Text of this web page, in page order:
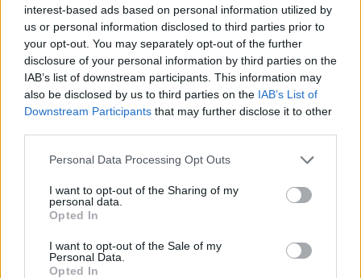
interest-based ads based on personal information utilized by
us or personal information disclosed to third parties prior to
your opt-out. You may separately opt-out of the further
disclosure of your personal information by third parties on the
IAB’s list of downstream participants. This information may
also be disclosed by us to third parties on the IAB’s List of
Downstream Participants that may further disclose it to other
Personal Data Processing Opt Outs
I want to opt-out of the Sharing of my
personal data.
Opted In
I want to opt-out of the Sale of my
Personal Data.
Opted In
Πάτρα: 17χρονη αθλήτρια kite surf τραυματίστηκε
κατά τη διάρκεια προπόνησης
ΕΠΙΚΑΙΡΌΤΗΤΑ 30/07/2026 - 17:52